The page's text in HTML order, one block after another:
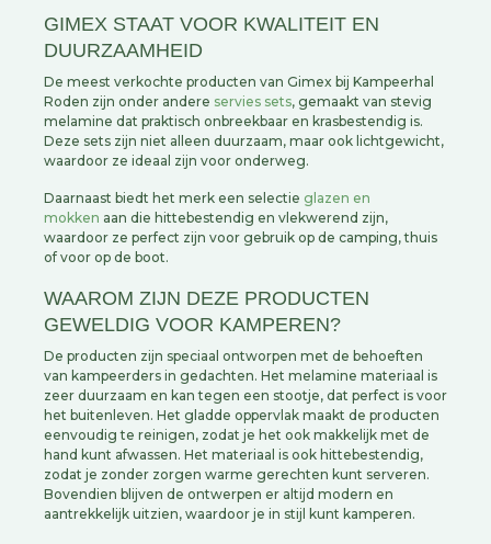
GIMEX STAAT VOOR KWALITEIT EN
DUURZAAMHEID
De meest verkochte producten van Gimex bij Kampeerhal
Roden zijn onder andere servies sets, gemaakt van stevig
melamine dat praktisch onbreekbaar en krasbestendig is.
Deze sets zijn niet alleen duurzaam, maar ook lichtgewicht,
waardoor ze ideaal zijn voor onderweg.
Daarnaast biedt het merk een selectie glazen en
mokken aan die hittebestendig en vlekwerend zijn,
waardoor ze perfect zijn voor gebruik op de camping, thuis
of voor op de boot.
WAAROM ZIJN DEZE PRODUCTEN
GEWELDIG VOOR KAMPEREN?
De producten zijn speciaal ontworpen met de behoeften
van kampeerders in gedachten. Het melamine materiaal is
zeer duurzaam en kan tegen een stootje, dat perfect is voor
het buitenleven. Het gladde oppervlak maakt de producten
eenvoudig te reinigen, zodat je het ook makkelijk met de
hand kunt afwassen. Het materiaal is ook hittebestendig,
zodat je zonder zorgen warme gerechten kunt serveren.
Bovendien blijven de ontwerpen er altijd modern en
aantrekkelijk uitzien, waardoor je in stijl kunt kamperen.